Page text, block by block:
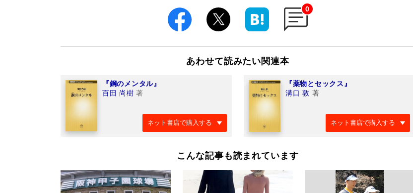
0
あわせて読みたい関連本
『鋼のメンタル』
百田 尚樹 著
ネット書店で購入する
『薬物とセックス』
溝口 敦 著
ネット書店で購入する
こんな記事も読まれています